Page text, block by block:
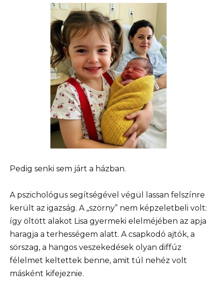
Pedig senki sem járt a házban.
A pszichológus segítségével végül lassan felszínre
került az igazság. A „szörny” nem képzeletbeli volt:
így öltött alakot Lisa gyermeki elelméjében az apja
haragja a terhességem alatt. A csapkodó ajtók, a
sörszag, a hangos veszekedések olyan diffúz
félelmet keltettek benne, amit túl nehéz volt
másként kifejeznie.